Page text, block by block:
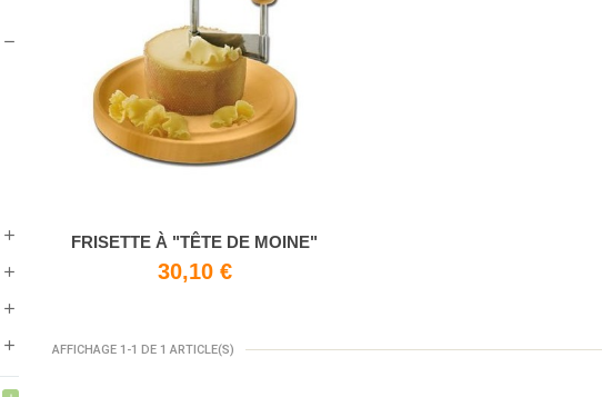
remove
add
add
add
add
FRISETTE À "TÊTE DE MOINE"
30,10 €
AFFICHAGE 1-1 DE 1 ARTICLE(S)